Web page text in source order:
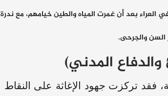
العراء بعد أن غمرت المياه والطين خيامهم، مع ندرة
السن والجرحى.
والدفاع المدني)
فقد تركزت جهود الإغاثة على النقاط